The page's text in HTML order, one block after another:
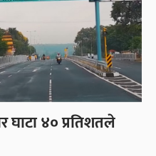
घाटा ४० प्रतिशतले